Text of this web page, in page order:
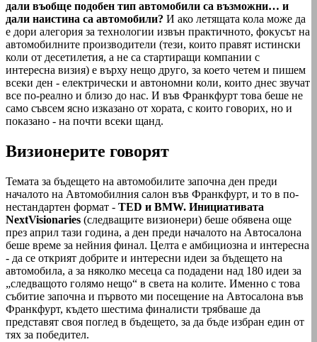
дали въобще подобен тип автомобили са възможни… и
дали наистина са автомобили? И ако летящата кола може да
е дори алегория за технологии извън практичното, фокусът на
автомобилните производители (тези, които правят истински
коли от десетилетия, а не са стартиращи компании с
интересна визия) е върху нещо друго, за което четем и пишем
всеки ден - електрически и автономни коли, които днес звучат
все по-реално и близо до нас. И във Франкфурт това беше не
само съвсем ясно изказано от хората, с които говорих, но и
показано - на почти всеки щанд.
Визионерите говорят
Темата за бъдещето на автомобилите започна ден преди
началото на Автомобилния салон във Франкфурт, и то в по-
нестандартен формат - TED и BMW. Инициа­тивата
NextVisionaries (следващите визионери) беше обявена още
през април тази година, а ден преди началото на Автосалона
беше време за нейния финал. Целта е амбициозна и интересна
- да се открият добрите и интересни идеи за бъдещето на
автомобила, а за няколко месеца са подадени над 180 идеи за
„следващото голямо нещо“ в света на колите. Именно с това
събитие започна и първото ми посещение на Автосалона във
Франкфурт, където шестима финалисти трябваше да
представят своя поглед в бъдещето, за да бъде избран един от
тях за победител.